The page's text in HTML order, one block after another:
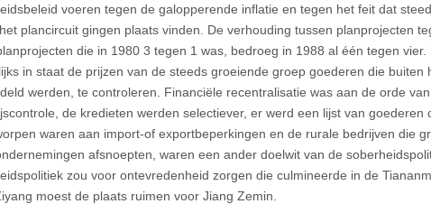
voeren tegen de galopperende inflatie en tegen het feit dat
plancircuit gingen plaats vinden. De verhouding tussen planprojecten
die in 1980 3 tegen 1 was, bedroeg in 1988 al één tegen vier.
in staat de prijzen van de steeds groeiende groep goederen die buiten
werden, te controleren. Financiële recentralisatie was aan de orde
de kredieten werden selectiever, er werd een lijst van goederen
waren aan import-of exportbeperkingen en de rurale bedrijven die
afsnoepten, waren een ander doelwit van de
zou voor ontevredenheid zorgen die culmineerde in de
moest de plaats ruimen voor Jiang Zemin.